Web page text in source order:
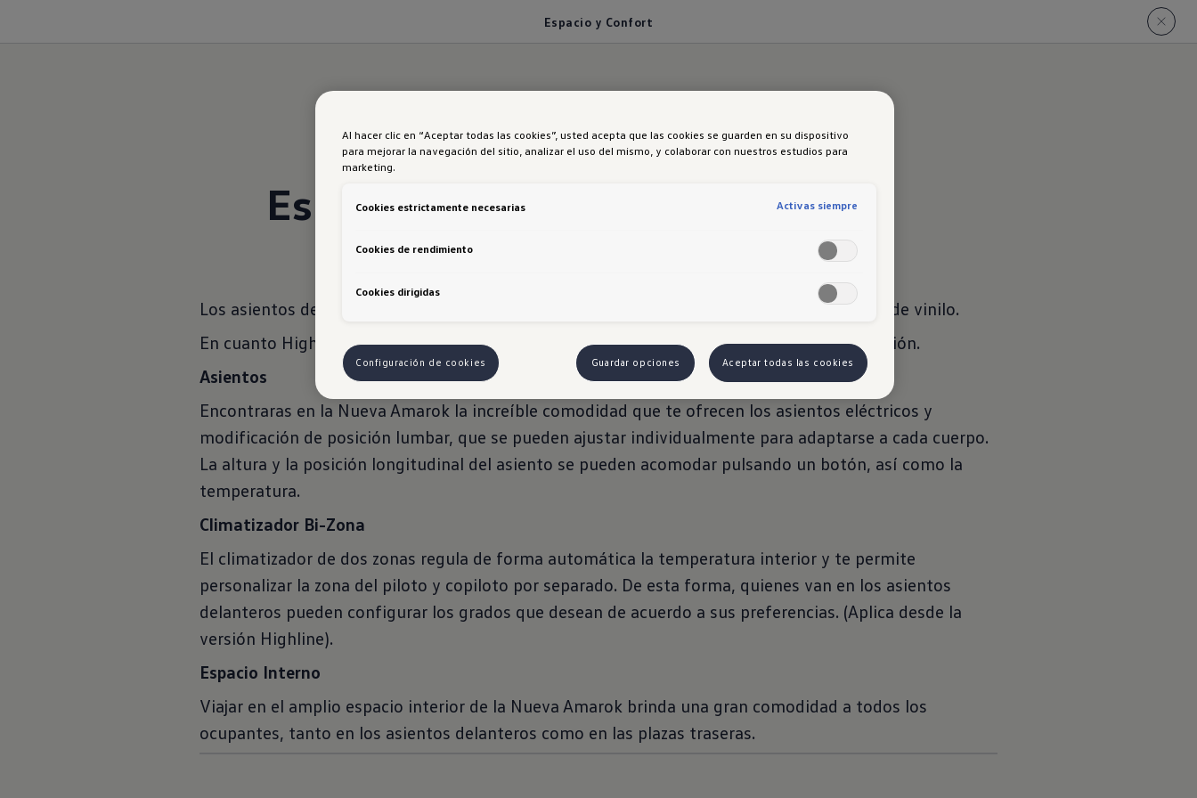
Espacio y Confort
Espacio y Confort
Los asientos de la versión Comfortline son de tela con tapizado y apoyabrazos delanteros de vinilo.
En cuanto Highline y Extreme, ofrecen tapizados de cuero perforado y función de calefacción.
Asientos
Encontraras en la Nueva Amarok la increíble comodidad que te ofrecen los asientos eléctricos y
modificación de posición lumbar, que se pueden ajustar individualmente para adaptarse a cada cuerpo.
La altura y la posición longitudinal del asiento se pueden acomodar pulsando un botón, así como la
temperatura.
Climatizador Bi-Zona
El climatizador de dos zonas regula de forma automática la temperatura interior y te permite
personalizar la zona del piloto y copiloto por separado. De esta forma, quienes van en los asientos
delanteros pueden configurar los grados que desean de acuerdo a sus preferencias. (Aplica desde la
versión Highline).
Espacio Interno
Viajar en el amplio espacio interior de la Nueva Amarok brinda una gran comodidad a todos los
ocupantes, tanto en los asientos delanteros como en las plazas traseras.
Al hacer clic en “Aceptar todas las cookies”, usted acepta que las cookies se guarden en su dispositivo
para mejorar la navegación del sitio, analizar el uso del mismo, y colaborar con nuestros estudios para
marketing.
Cookies estrictamente necesarias Activas siempre
Cookies de rendimiento
Cookies dirigidas
Configuración de cookies Guardar opciones Aceptar todas las cookies